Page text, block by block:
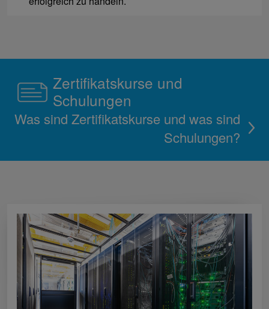
Zertifikatskurse und
Schulungen
Was sind Zertifikatskurse und was sind
Schulungen?